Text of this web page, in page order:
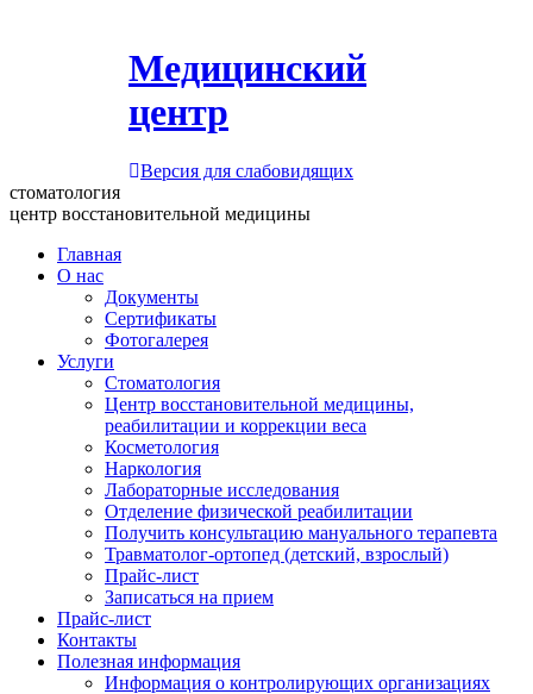
Медицинский
центр
Версия для слабовидящих
стоматология
центр восстановительной медицины
Главная
О нас
Документы
Сертификаты
Фотогалерея
Услуги
Стоматология
Центр восстановительной медицины,
реабилитации и коррекции веса
Косметология
Наркология
Лабораторные исследования
Отделение физической реабилитации
Получить консультацию мануального терапевта
Травматолог-ортопед (детский, взрослый)
Прайс-лист
Записаться на прием
Прайс-лист
Контакты
Полезная информация
Информация о контролирующих организациях